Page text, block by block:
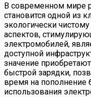
В современном мире
становится одной из
экологически
аспектов,
электромобилей,
доступной
значение
быстрой зарядки,
время на пополнение
использования